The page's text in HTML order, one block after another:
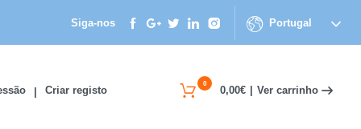
Siga-nos Portugal
Criar registo
0
0,00€ Ver carrinho